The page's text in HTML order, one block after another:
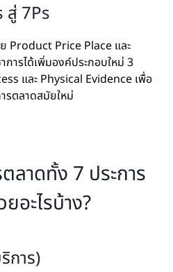
สู่ 7Ps
Product Price Place และ
ารได้เพิ่มองค์ประกอบใหม่ 3
และ Physical Evidence เพื่อ
รตลาดสมัยใหม่
ลาดทั้ง 7 ประการ
อะไรบ้าง?
การ)